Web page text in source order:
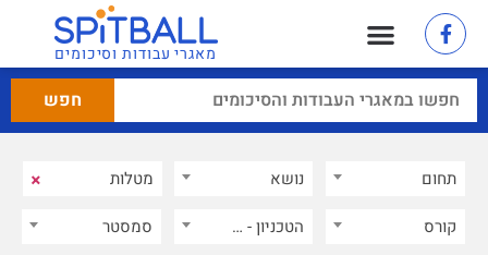
מאגרי עבודות וסיכומים
תחום נושא ×
קורס הטכניון - מכון טכנולוגי לישראל סמסטר